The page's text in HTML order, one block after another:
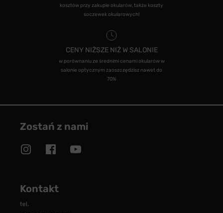
kosztów przy zakupie okularów, także koszty
soczewek okularowych!
CENY NIŻSZE NIŻ W SALONIE
w porównaniu ze średnimi cenami okularów w
salonie optycznym zaoszczędzisz nawet do
70%
Zostań z nami
Kontakt
tel.